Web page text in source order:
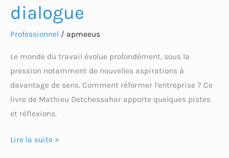
dialogue
Professionnel / apmeeus
Le monde du travail évolue profondément, sous la
pression notamment de nouvelles aspirations à
davantage de sens. Comment réformer l’entreprise ? Ce
livre de Mathieu Detchessahar apporte quelques pistes
et réflexions.
Lire la suite »